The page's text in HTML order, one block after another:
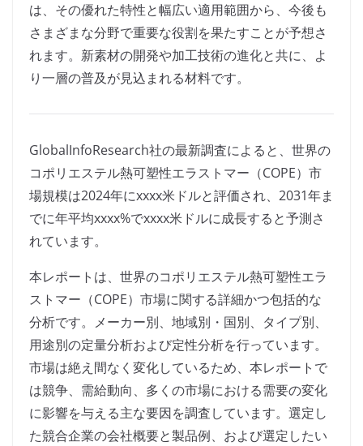
は、その優れた特性と幅広い適用範囲から、今後も
さまざまな分野で重要な役割を果たすことが予想さ
れます。新素材の開発や加工技術の進化と共に、よ
り一層の普及が見込まれる材料です。
GlobalInfoResearch社の最新調査によると、世界の
コポリエステル熱可塑性エラストマー（COPE）市
場規模は2024年にxxxx米ドルと評価され、2031年ま
でに年平均xxxx%でxxxx米ドルに成長すると予測さ
れています。
本レポートは、世界のコポリエステル熱可塑性エラ
ストマー（COPE）市場に関する詳細かつ包括的な
分析です。メーカー別、地域別・国別、タイプ別、
用途別の定量分析および定性分析を行っています。
市場は絶え間なく変化しているため、本レポートで
は競争、需給動向、多くの市場における需要の変化
に影響を与える主な要因を調査しています。選定し
た競合企業の会社概要と製品例、および選定したい